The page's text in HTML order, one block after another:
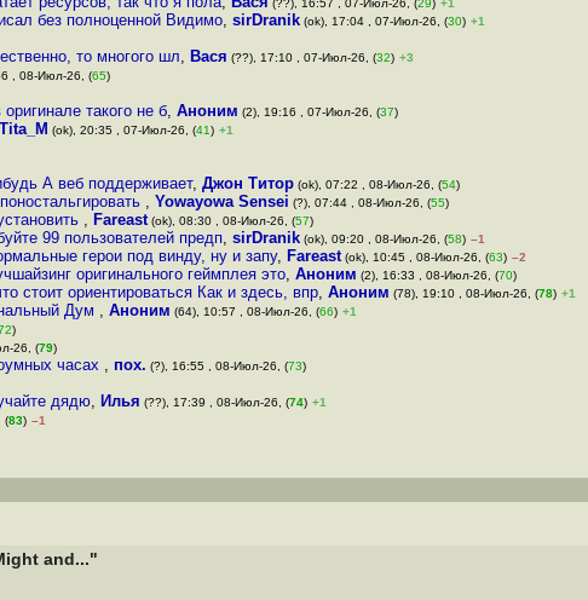
(??), 16:57 , 07-Июл-26, (29) +1
без полноценной Видимо, sirDranik (ok), 17:04 , 07-Июл-26, (30) +1
то многого шл, Вася (??), 17:10 , 07-Июл-26, (32) +3
, 08-Июл-26, (65)
такого не б, Аноним (2), 19:16 , 07-Июл-26, (37)
Tita_M (ok), 20:35 , 07-Июл-26, (41) +1
А веб поддерживает, Джон Титор (ok), 07:22 , 08-Июл-26, (54)
, Yowayowa Sensei (?), 07:44 , 08-Июл-26, (55)
, Fareast (ok), 08:30 , 08-Июл-26, (57)
99 пользователей предп, sirDranik (ok), 09:20 , 08-Июл-26, (58) –1
герои под винду, ну и запу, Fareast (ok), 10:45 , 08-Июл-26, (63) –2
оригинального геймплея это, Аноним (2), 16:33 , 08-Июл-26, (70)
стоит ориентироваться Как и здесь, впр, Аноним (78), 19:10 , 08-Июл-26, (78) +1
Дум , Аноним (64), 10:57 , 08-Июл-26, (66) +1
)
26, (79)
часах , пох. (?), 16:55 , 08-Июл-26, (73)
дядю, Илья (??), 17:39 , 08-Июл-26, (74) +1
(83) –1
and..."